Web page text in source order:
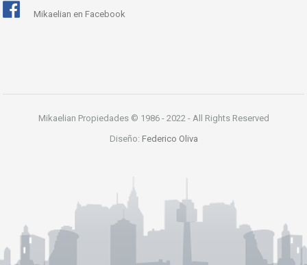
Mikaelian en Facebook
Mikaelian Propiedades © 1986 - 2022 - All Rights Reserved
Diseño: Federico Oliva